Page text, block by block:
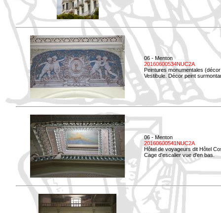
06 - Menton
20160600534NUC2A
Peintures monumentales
Vestibule. Décor peint
06 - Menton
20160600541NUC2A
Hôtel de voyageurs dit Hôtel
Cage d'escalier vue d'en bas.